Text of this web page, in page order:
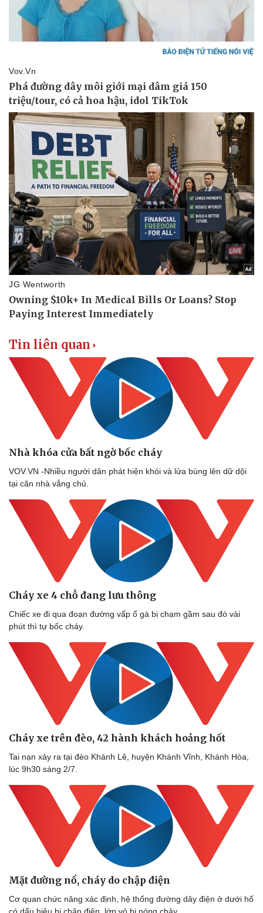
Thể thao
Bóng đá
Lịch thi đấu bóng đá
Thế giới thể thao
eSports
Hậu trường
Ô tô - Xe máy
Ô tô
Xe máy
Tư vấn
Doanh nghiệp
Thông tin doanh nghiệp
Doanh nghiệp 24h
Doanh nhân
Vì cộng đồng
Công nghệ
Sành điệu
Tin Công nghệ
Trải nghiệm
Chuyển đổi số
Tin liên quan
Nhà khóa cửa bất ngờ bốc cháy
VOV.VN -Nhiều người dân phát hiện khói và lửa bùng lên dữ dội
tại căn nhà vắng chủ.
Cháy xe 4 chỗ đang lưu thông
Chiếc xe đi qua đoạn đường vấp ổ gà bị chạm gầm sau đó vài
phút thì tự bốc cháy.
Cháy xe trên đèo, 42 hành khách hoảng hốt
Tai nạn xảy ra tại đèo Khánh Lê, huyện Khánh Vĩnh, Khánh Hòa,
lúc 9h30 sáng 2/7.
Mặt đường nổ, cháy do chập điện
Cơ quan chức năng xác định, hệ thống đường dây điện ở dưới hố